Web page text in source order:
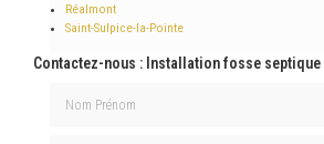
Réalmont
Saint-Sulpice-la-Pointe
Contactez-nous : Installation fosse